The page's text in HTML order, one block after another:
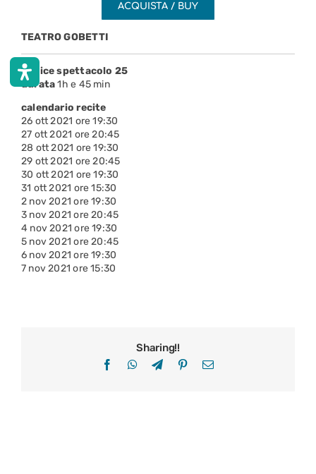
ACQUISTA / BUY
TEATRO GOBETTI
codice spettacolo 25
durata1h e 45 min
calendario recite
26 ott 2021 ore 19:30
27 ott 2021 ore 20:45
28 ott 2021 ore 19:30
29 ott 2021 ore 20:45
30 ott 2021 ore 19:30
31 ott 2021 ore 15:30
2 nov 2021 ore 19:30
3 nov 2021 ore 20:45
4 nov 2021 ore 19:30
5 nov 2021 ore 20:45
6 nov 2021 ore 19:30
7 nov 2021 ore 15:30
Sharing!!
FacebookWhatsApp
TelegramPinterestEmail